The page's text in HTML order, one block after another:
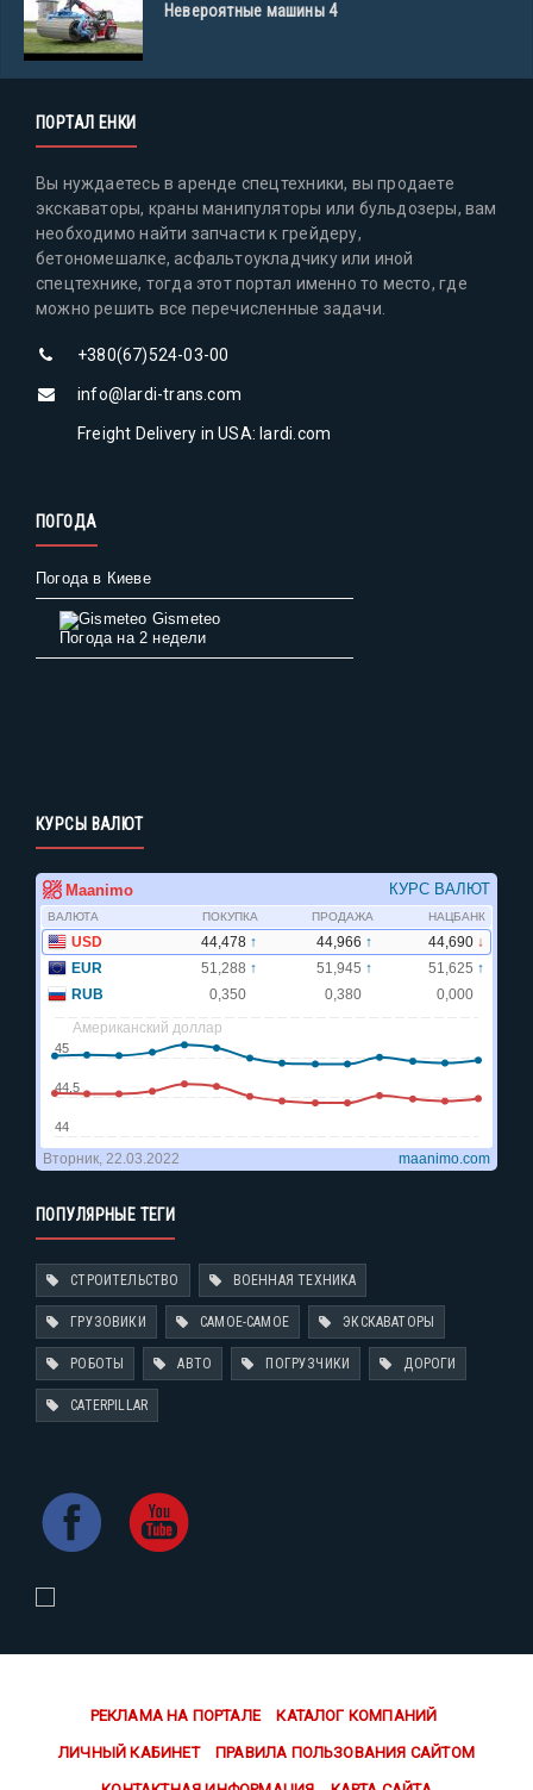
Невероятные машины 4
ПОРТАЛ ЕНКИ
Вы нуждаетесь в аренде спецтехники, вы продаете
экскаваторы, краны манипуляторы или бульдозеры, вам
необходимо найти запчасти к грейдеру,
бетономешалке, асфальтоукладчику или иной
спецтехнике, тогда этот портал именно то место, где
можно решить все перечисленные задачи.
+380(67)524-03-00
info@lardi-trans.com
Freight Delivery in USA: lardi.com
ПОГОДА
Погода в Киеве
Gismeteo
Погода на 2 недели
КУРСЫ ВАЛЮТ
ПОПУЛЯРНЫЕ ТЕГИ
СТРОИТЕЛЬСТВО ВОЕННАЯ ТЕХНИКА
ГРУЗОВИКИ САМОЕ-САМОЕ ЭКСКАВАТОРЫ
РОБОТЫ АВТО ПОГРУЗЧИКИ ДОРОГИ
CATERPILLAR
РЕКЛАМА НА ПОРТАЛЕ КАТАЛОГ КОМПАНИЙ
ЛИЧНЫЙ КАБИНЕТ ПРАВИЛА ПОЛЬЗОВАНИЯ САЙТОМ